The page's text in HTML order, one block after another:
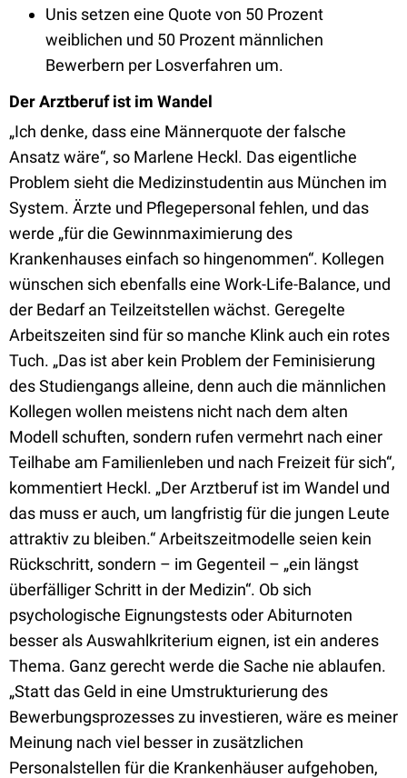
Unis setzen eine Quote von 50 Prozent
weiblichen und 50 Prozent männlichen
Bewerbern per Losverfahren um.
Der Arztberuf ist im Wandel
„Ich denke, dass eine Männerquote der falsche
Ansatz wäre“, so Marlene Heckl. Das eigentliche
Problem sieht die Medizinstudentin aus München im
System. Ärzte und Pflegepersonal fehlen, und das
werde „für die Gewinnmaximierung des
Krankenhauses einfach so hingenommen“. Kollegen
wünschen sich ebenfalls eine Work-Life-Balance, und
der Bedarf an Teilzeitstellen wächst. Geregelte
Arbeitszeiten sind für so manche Klink auch ein rotes
Tuch. „Das ist aber kein Problem der Feminisierung
des Studiengangs alleine, denn auch die männlichen
Kollegen wollen meistens nicht nach dem alten
Modell schuften, sondern rufen vermehrt nach einer
Teilhabe am Familienleben und nach Freizeit für sich“,
kommentiert Heckl. „Der Arztberuf ist im Wandel und
das muss er auch, um langfristig für die jungen Leute
attraktiv zu bleiben.“ Arbeitszeitmodelle seien kein
Rückschritt, sondern – im Gegenteil – „ein längst
überfälliger Schritt in der Medizin“. Ob sich
psychologische Eignungstests oder Abiturnoten
besser als Auswahlkriterium eignen, ist ein anderes
Thema. Ganz gerecht werde die Sache nie ablaufen.
„Statt das Geld in eine Umstrukturierung des
Bewerbungsprozesses zu investieren, wäre es meiner
Meinung nach viel besser in zusätzlichen
Personalstellen für die Krankenhäuser aufgehoben,